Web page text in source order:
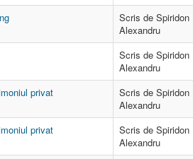
Scris de Spiridon
Alexandru
Scris de Spiridon
Alexandru
privat
Scris de Spiridon
Alexandru
privat
Scris de Spiridon
Alexandru